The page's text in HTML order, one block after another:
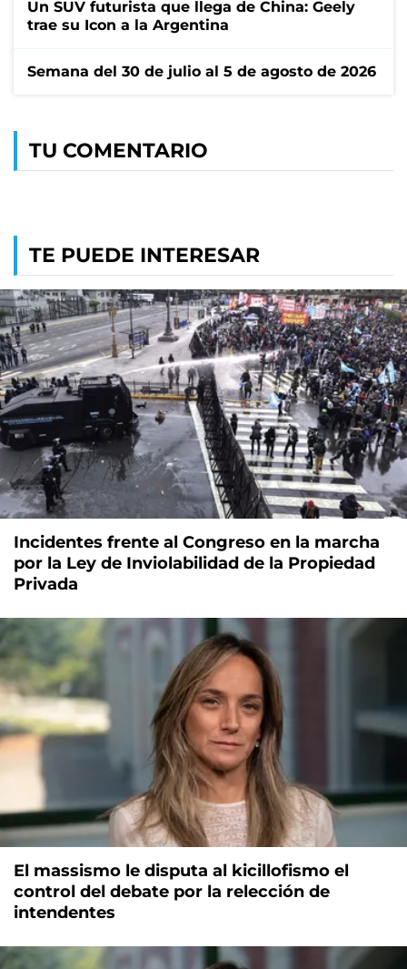
Un SUV futurista que llega de China: Geely
trae su Icon a la Argentina
Semana del 30 de julio al 5 de agosto de 2026
TU COMENTARIO
TE PUEDE INTERESAR
Incidentes frente al Congreso en la marcha
por la Ley de Inviolabilidad de la Propiedad
Privada
El massismo le disputa al kicillofismo el
control del debate por la relección de
intendentes